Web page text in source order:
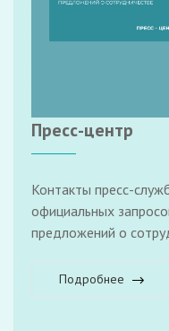
Пресс-центр
Контакты пресс-
официальных
предложений о
Подробнее